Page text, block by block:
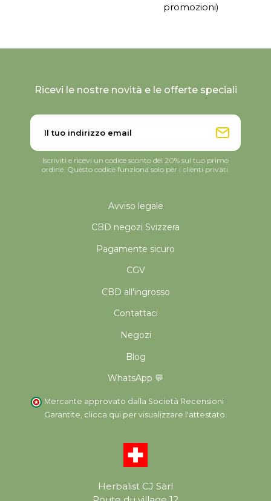
promozioni)
Herbalist CJ Sàrl
Avviso legale
CBD negozi Svizzera
Pagamente sicuro
CGV
CBD all'ingrosso
Contattaci
Negozi
Blog
WhatsApp 💬
Mercante approvato dalla Società Recensioni
Garantite, clicca qui per visualizzare l'attestato.
Ricevi le nostre novità e le offerte speciali
Iscriviti e ricevi un codice sconto del 20% sul tuo primo
ordine. Questo codice funziona solo per i clienti privati.